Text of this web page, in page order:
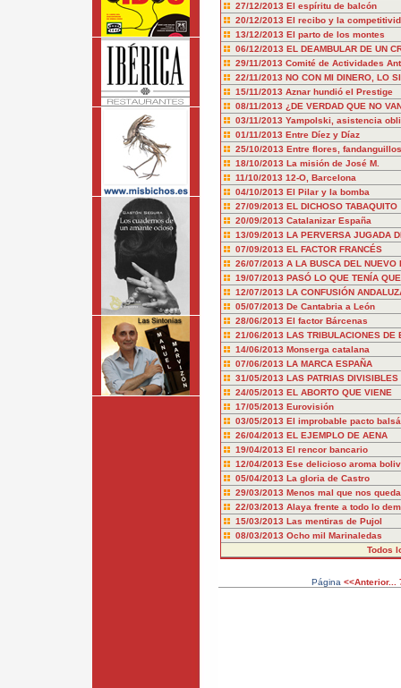
27/12/2013 El espíritu de balcón
20/12/2013 El recibo y la
13/12/2013 El parto de los montes
06/12/2013 EL DEAMBULAR DE UN
29/11/2013 Comité de Actividades
22/11/2013 NO CON MI DINERO, LO
15/11/2013 Aznar hundió el Prestige
08/11/2013 ¿DE VERDAD QUE NO
03/11/2013 Yampolski, asistencia
01/11/2013 Entre Díez y Díaz
25/10/2013 Entre flores,
18/10/2013 La misión de José M.
11/10/2013 12-O, Barcelona
04/10/2013 El Pilar y la bomba
27/09/2013 EL DICHOSO TABAQUITO
20/09/2013 Catalanizar España
13/09/2013 LA PERVERSA JUGADA
07/09/2013 EL FACTOR FRANCÉS
26/07/2013 A LA BUSCA DEL NUEVO
19/07/2013 PASÓ LO QUE TENÍA
12/07/2013 LA CONFUSIÓN
05/07/2013 De Cantabria a León
28/06/2013 El factor Bárcenas
21/06/2013 LAS TRIBULACIONES DE
14/06/2013 Monserga catalana
07/06/2013 LA MARCA ESPAÑA
31/05/2013 LAS PATRIAS DIVISIBLES
24/05/2013 EL ABORTO QUE VIENE
17/05/2013 Eurovisión
03/05/2013 El improbable pacto
26/04/2013 EL EJEMPLO DE AENA
19/04/2013 El rencor bancario
12/04/2013 Ese delicioso aroma
05/04/2013 La gloria de Castro
29/03/2013 Menos mal que nos
22/03/2013 Alaya frente a todo lo
15/03/2013 Las mentiras de Pujol
08/03/2013 Ocho mil Marinaledas
Todos
Página <<Anterior...